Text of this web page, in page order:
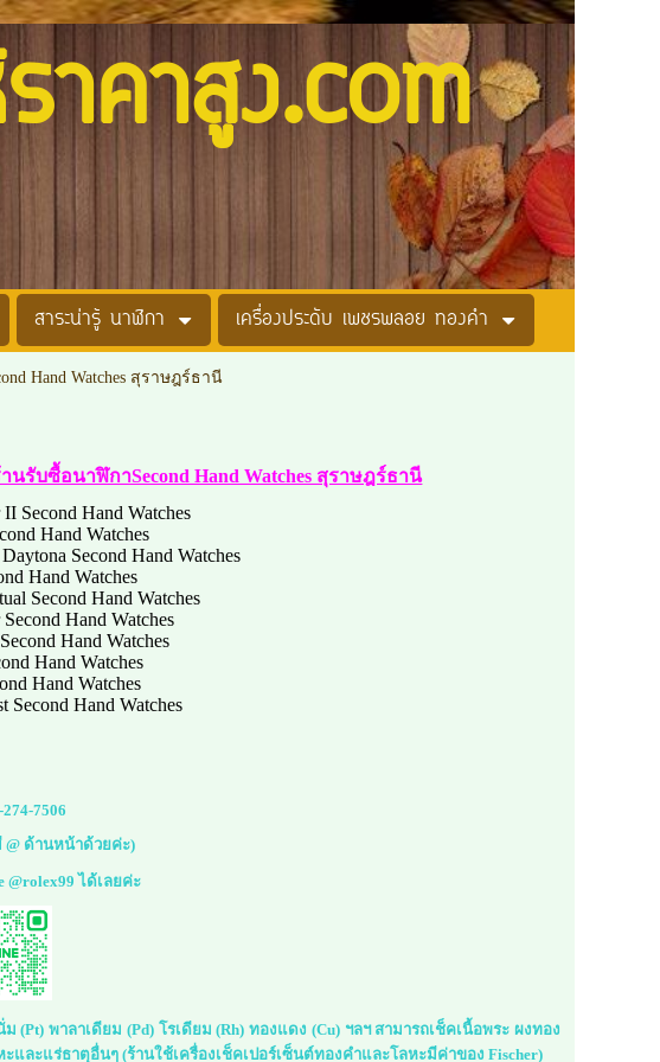
คาสูง.com
สาระน่ารู้ นาฬิกา เครื่องประดับ เพชรพลอย ทองคำ
Hand Watches สุราษฎร์ธานี
นรับซื้อนาฬิกาSecond Hand Watches สุราษฎร์ธานี
Second Hand Watches
Hand Watches
Second Hand Watches
Hand Watches
Second Hand Watches
Hand Watches
Hand Watches
Hand Watches
Hand Watches
Second Hand Watches
274-7506
@ ด้านหน้าด้วยค่ะ)
@rolex99 ได้เลยค่ะ
พาลาเดียม (Pd) โรเดียม (Rh) ทองแดง (Cu) ฯลฯ สามารถเช็คเนื้อพระ ผงทอง
ละแร่ธาตุอื่นๆ (ร้านใช้เครื่องเช็คเปอร์เซ็นต์ทองคำและโลหะมีค่าของ Fischer)